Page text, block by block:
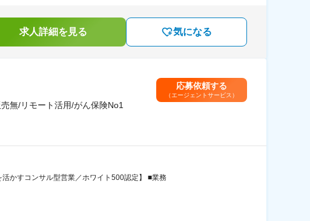
求人詳細を見る 気になる
無/リモート活用/がん保険No1
応募依頼する
（エージェントサービス）
活かすコンサル型営業／ホワイト500認定】 ■業務